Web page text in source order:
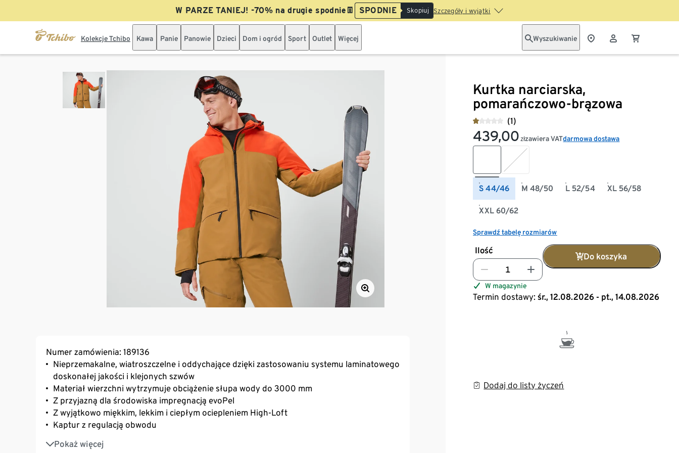
W PARZE TANIEJ! -70% na drugie spodnie👖 SPODNIE Skopiuj Szczegóły i wyjątki
Kolekcje Tchibo Kawa Panie Panowie Dzieci Dom i ogród Sport Outlet Więcej Wyszukiwanie
Kurtka narciarska,
pomarańczowo-brązowa
(1)
439,00 złzawiera VATdarmowa dostawa
S 44/46 M 48/50 L 52/54 XL 56/58
XXL 60/62
Sprawdź tabelę rozmiarów
Ilość
Do koszyka
W magazynie
Termin dostawy: śr., 12.08.2026 - pt., 14.08.2026
Dodaj do listy życzeń
Numer zamówienia: 189136
Nieprzemakalne, wiatroszczelne i oddychające dzięki zastosowaniu systemu laminatowego
doskonałej jakości i klejonych szwów
Materiał wierzchni wytrzymuje obciążenie słupa wody do 3000 mm
Z przyjazną dla środowiska impregnacją evoPel
Z wyjątkowo miękkim, lekkim i ciepłym ociepleniem High-Loft
Kaptur z regulacją obwodu
Pokaż więcej
Stójka
Nieprzemakalny śniegołap z antypoślizgowym gumowaniem i guzikami zatrzaskowymi do